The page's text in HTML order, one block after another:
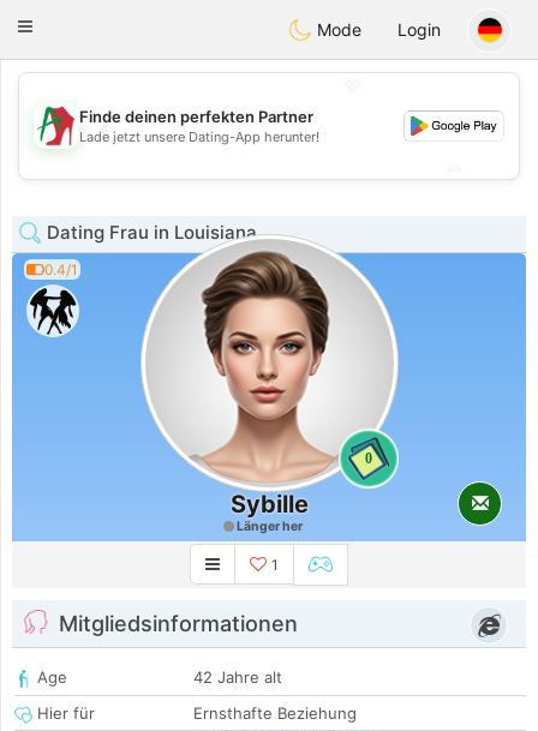
AmamiOra
Toggle
Mode Login
💖
💕
Finde deinen perfekten Partner
Lade jetzt unsere Dating-App herunter!
Dating Frau in Louisiana
0.4/1
0
Sybille
Länger her
1
Mitgliedsinformationen
Age
42 Jahre alt
Hier für
Ernsthafte Beziehung